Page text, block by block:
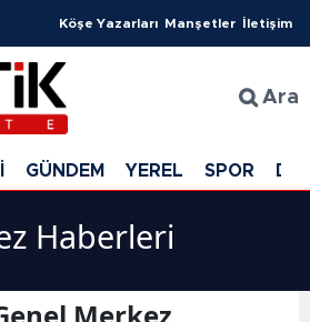
Köşe Yazarları Manşetler İletişim
Ara
GÜNDEM YEREL SPOR
Haberleri
Merkez